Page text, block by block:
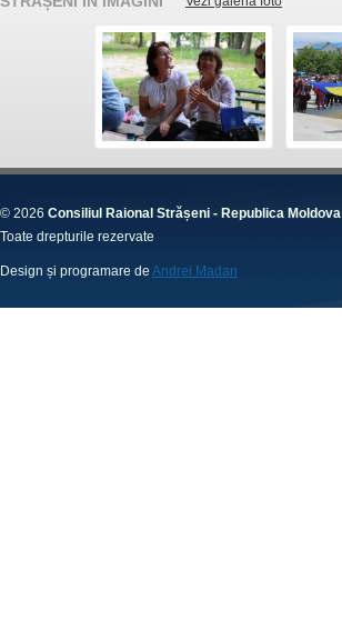
© 2026 Consiliul Raional Strășeni - Republica Moldova
Toate drepturile rezervate
Design și programare de Andrei Madan